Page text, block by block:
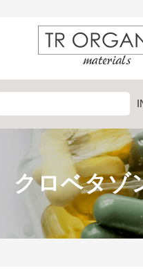
クロベタゾ